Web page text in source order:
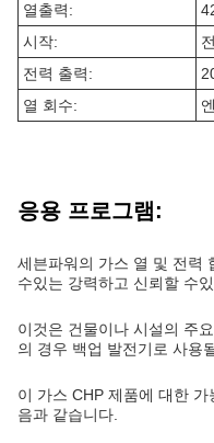
열출력:
시작:
전력 출력:
열 회수:
응용 프로그램:
세븐파워의 가스 열 및 전력
수있는 강력하고 신뢰할 수
이것은 건물이나 시설의 주
의 경우 백업 발전기로 사용
이 가스 CHP 제품에 대한
음과 같습니다.